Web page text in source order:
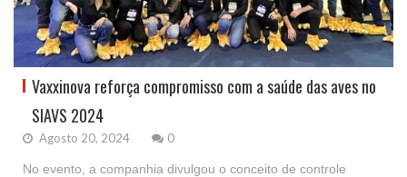
Vaxxinova reforça compromisso com a saúde das aves no
SIAVS 2024
Agosto 20, 2024 0
No evento, a companhia divulgou o conceito de controle